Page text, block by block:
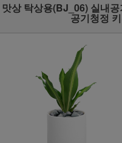
맛상 탁상용(BJ_06) 실내
공기청정